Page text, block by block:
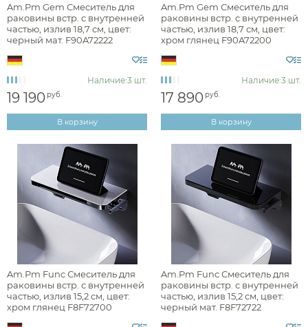
Стилистика дизайна
минимализм
неоклассика
Раздел каталога
смесители для раковины встраиваемые
Монтаж
на стену (встраиваемый)
Am.Pm Gem Смеситель для
раковины встр. с внутренней
частью, излив 18,7 см, цвет:
черный мат. F90A72222
Наличие:3 шт.
19 190 руб.
В корзину
Am.Pm Gem Смеситель для
раковины встр. с внутренней
частью, излив 18,7 см, цвет:
хром глянец F90A72200
Наличие:3 шт.
17 890 руб.
В корзину
Am.Pm Func Смеситель для
раковины встр. с внутренней
частью, излив 15,2 см, цвет:
хром глянец F8F72700
Am.Pm Func Смеситель для
раковины встр. с внутренней
частью, излив 15,2 см, цвет:
черный мат. F8F72722